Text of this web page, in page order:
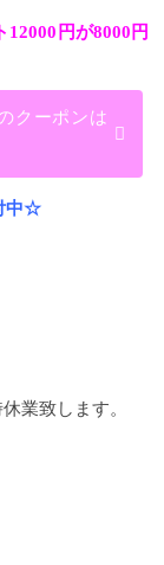
12000円が8000円
クーポンは
中☆
業致します。